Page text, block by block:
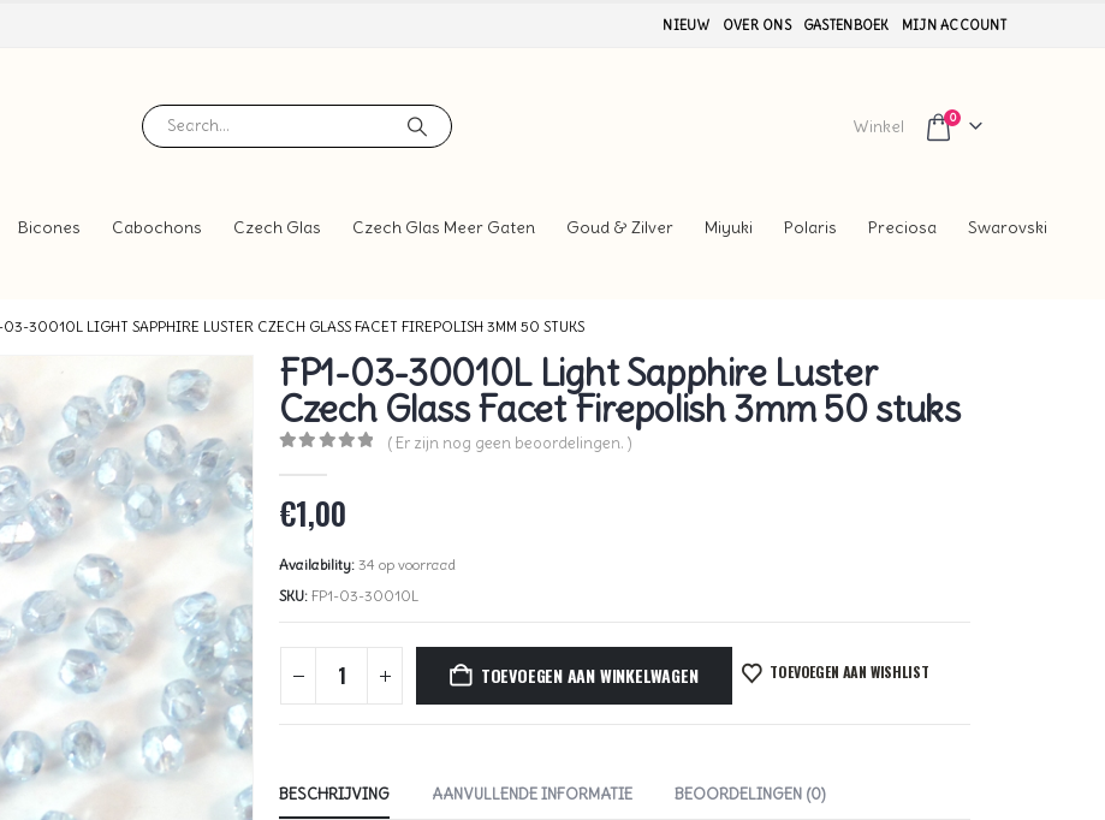
NIEUW OVER ONS GASTENBOEK MIJN ACCOUNT
Winkel 0
Bicones Cabochons Czech Glas Czech Glas Meer Gaten Goud & Zilver Miyuki Polaris Preciosa Swarovski
03-30010L LIGHT SAPPHIRE LUSTER CZECH GLASS FACET FIREPOLISH 3MM 50 STUKS
FP1-03-30010L Light Sapphire Luster
Czech Glass Facet Firepolish 3mm 50 stuks
( Er zijn nog geen beoordelingen. )
€1,00
Availability: 34 op voorraad
SKU: FP1-03-30010L
TOEVOEGEN AAN WINKELWAGEN TOEVOEGEN AAN WISHLIST
BESCHRIJVING AANVULLENDE INFORMATIE BEOORDELINGEN (0)